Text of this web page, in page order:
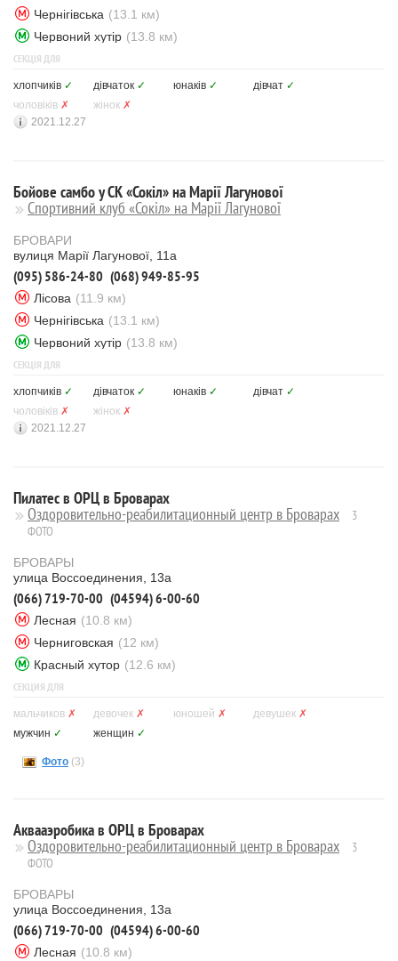
Чернігівська (13.1 км)
Червоний хутір (13.8 км)
СЕКЦІЯ ДЛЯ
хлопчиків ✓ дівчаток ✓ юнаків ✓ дівчат ✓
чоловіків ✗ жінок ✗
2021.12.27
Бойове самбо у СК «Сокіл» на Марії Лагунової
Спортивний клуб «Сокіл» на Марії Лагунової
БРОВАРИ
вулиця Марії Лагунової, 11а
(095) 586-24-80 (068) 949-85-95
Лісова (11.9 км)
Чернігівська (13.1 км)
Червоний хутір (13.8 км)
СЕКЦІЯ ДЛЯ
хлопчиків ✓ дівчаток ✓ юнаків ✓ дівчат ✓
чоловіків ✗ жінок ✗
2021.12.27
Пилатес в ОРЦ в Броварах
Оздоровительно-реабилитационный центр в Броварах
3
ФОТО
БРОВАРЫ
улица Воссоединения, 13а
(066) 719-70-00 (04594) 6-00-60
Лесная (10.8 км)
Черниговская (12 км)
Красный хутор (12.6 км)
СЕКЦИЯ ДЛЯ
мальчиков ✗ девочек ✗ юношей ✗ девушек ✗
мужчин ✓ женщин ✓
Фото (3)
Аквааэробика в ОРЦ в Броварах
Оздоровительно-реабилитационный центр в Броварах
3
ФОТО
БРОВАРЫ
улица Воссоединения, 13а
(066) 719-70-00 (04594) 6-00-60
Лесная (10.8 км)